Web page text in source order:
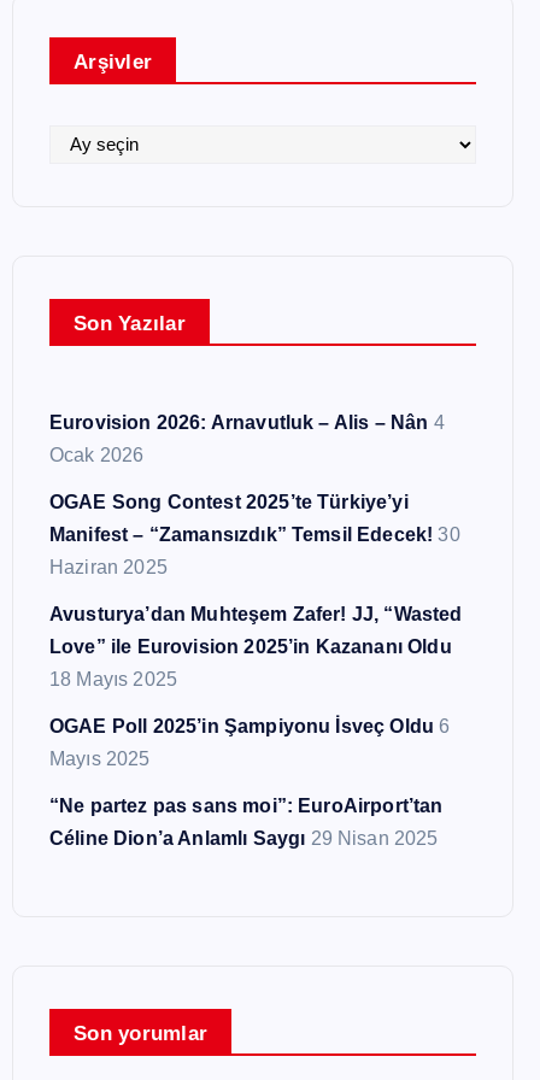
o
Arşivler
l
Son Yazılar
Eurovision 2026: Arnavutluk – Alis – Nân 4
Ocak 2026
OGAE Song Contest 2025’te Türkiye’yi
Manifest – “Zamansızdık” Temsil Edecek! 30
Haziran 2025
Avusturya’dan Muhteşem Zafer! JJ, “Wasted
Love” ile Eurovision 2025’in Kazananı Oldu
18 Mayıs 2025
OGAE Poll 2025’in Şampiyonu İsveç Oldu 6
Mayıs 2025
“Ne partez pas sans moi”: EuroAirport’tan
Céline Dion’a Anlamlı Saygı 29 Nisan 2025
Son yorumlar